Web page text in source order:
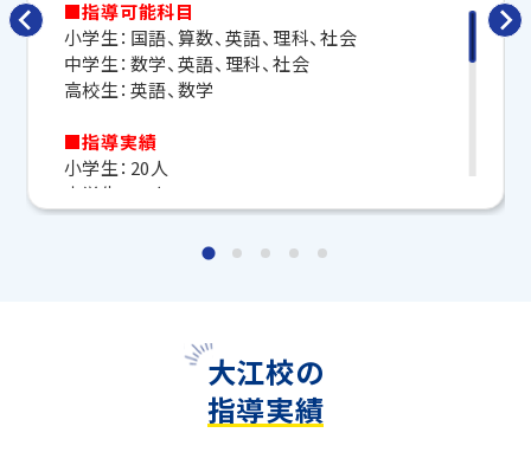
します。
トライで一緒に、今までで一番成長できる夏にしよ
う！
マンツーマンの無料体験授業、学習相談、教室見学は
いつでも受付中です。
こちら
教室長兼教育プランナー 山内 泰司
■指導可能科目
小学生：国語、算数、英語、理科、社会
中学生：数学、英語、理科、社会
高校生：英語、数学
■指導実績
小学生：20人
中学生：40人
高校生：30人
■講師メッセージ
こんにちは！講師の内です。私自身も熊本出身なの
で、皆さんのサポートができて嬉しく思っています！
主に理系科目と英語を担当しています。
大江校の
指導実績